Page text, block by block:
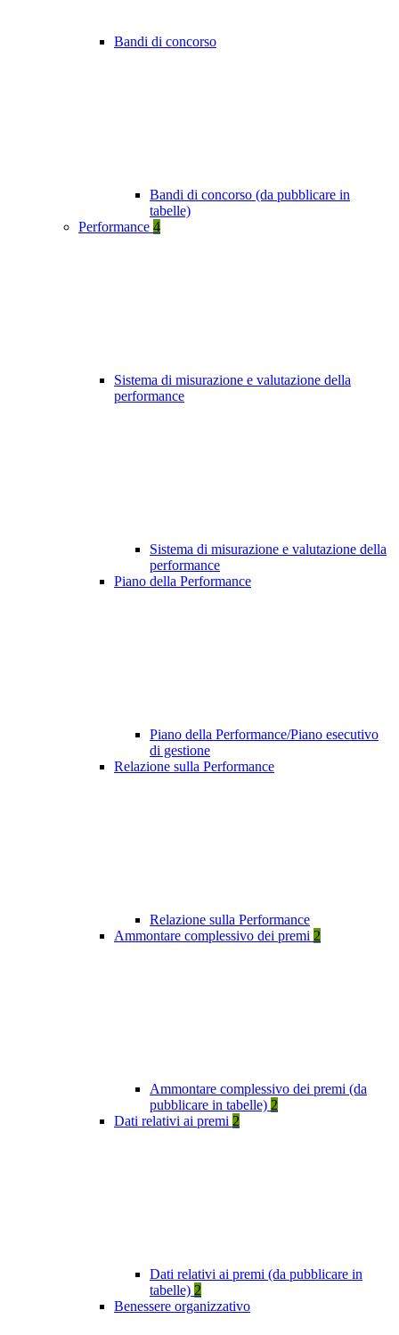
Bandi di concorso
Bandi di concorso (da pubblicare in
tabelle)
Performance 4
Sistema di misurazione e valutazione della
performance
Sistema di misurazione e valutazione della
performance
Piano della Performance
Piano della Performance/Piano esecutivo
di gestione
Relazione sulla Performance
Relazione sulla Performance
Ammontare complessivo dei premi 2
Ammontare complessivo dei premi (da
pubblicare in tabelle) 2
Dati relativi ai premi 2
Dati relativi ai premi (da pubblicare in
tabelle) 2
Benessere organizzativo